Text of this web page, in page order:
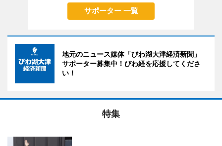
サポーター 一覧
地元のニュース媒体「びわ湖大津経済新聞」
サポーター募集中！びわ経を応援してくださ
い！
特集